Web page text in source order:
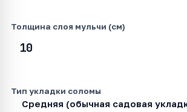
Толщина слоя мульчи (см)
Тип укладки соломы